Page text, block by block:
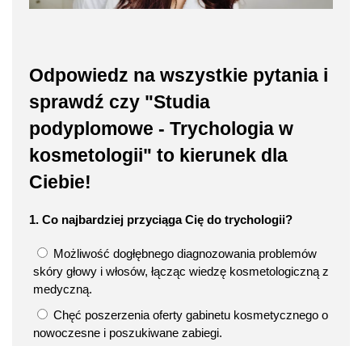
Odpowiedz na wszystkie pytania i
sprawdź czy "Studia
podyplomowe - Trychologia w
kosmetologii" to kierunek dla
Ciebie!
1. Co najbardziej przyciąga Cię do trychologii?
Możliwość dogłębnego diagnozowania problemów
skóry głowy i włosów, łącząc wiedzę kosmetologiczną z
medyczną.
Chęć poszerzenia oferty gabinetu kosmetycznego o
nowoczesne i poszukiwane zabiegi.